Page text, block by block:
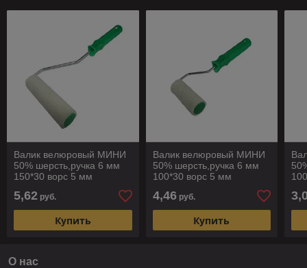
Валик велюровый МИНИ
50% шерсть,ручка 6 мм
150*30 ворс 5 мм
5,62 руб.
Купить
Валик велюровый МИНИ
50% шерсть,ручка 6 мм
100*30 ворс 5 мм
4,46руб.
Купить
О нас